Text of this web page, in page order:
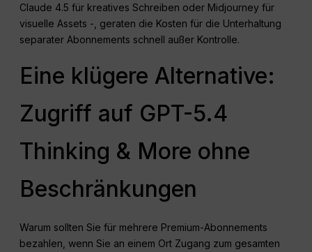
Claude 4.5 für kreatives Schreiben oder Midjourney für
visuelle Assets -, geraten die Kosten für die Unterhaltung
separater Abonnements schnell außer Kontrolle.
Eine klügere Alternative:
Zugriff auf GPT-5.4
Thinking & More ohne
Beschränkungen
Warum sollten Sie für mehrere Premium-Abonnements
bezahlen, wenn Sie an einem Ort Zugang zum gesamten